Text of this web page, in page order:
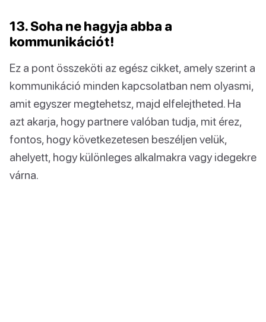
13. Soha ne hagyja abba a
kommunikációt!
Ez a pont összeköti az egész cikket, amely szerint a
kommunikáció minden kapcsolatban nem olyasmi,
amit egyszer megtehetsz, majd elfelejtheted. Ha
azt akarja, hogy partnere valóban tudja, mit érez,
fontos, hogy következetesen beszéljen velük,
ahelyett, hogy különleges alkalmakra vagy idegekre
várna.